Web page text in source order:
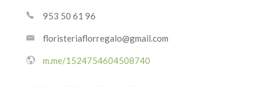
953 50 61 96
floristeriaflorregalo@gmail.com
m.me/1524754604508740